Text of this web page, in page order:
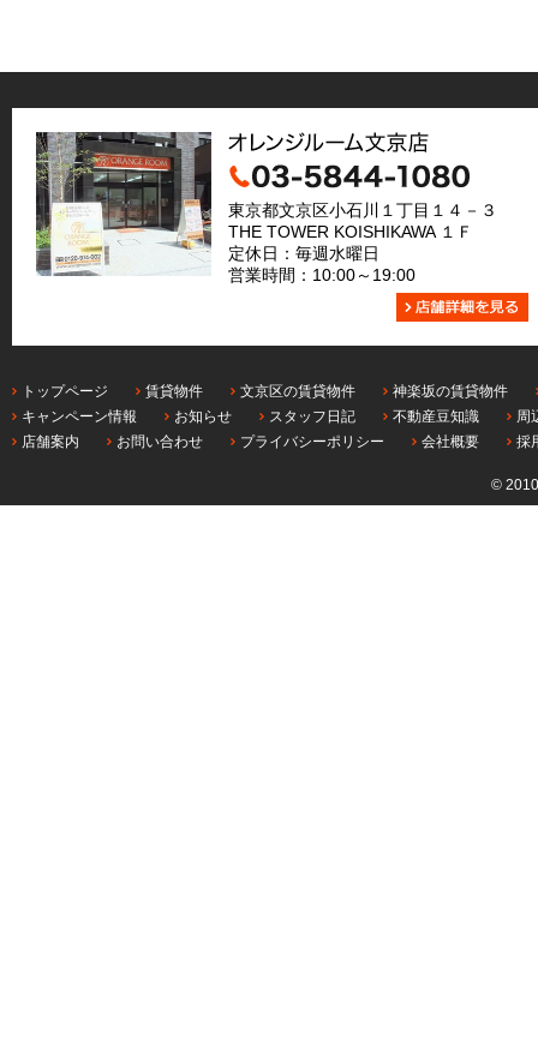
東京都文京区小石川１丁目１４－３
THE TOWER KOISHIKAWA １Ｆ
定休日：毎週水曜日
営業時間：10:00～19:00
トップページ 賃貸物件 文京区の賃貸物件
神楽坂の賃貸物件
キャンペーン情報
お知らせ スタッフ日記 不動産豆知識
周
店舗案内
お問い合わせ プライバシーポリシー 会社概要 採
©